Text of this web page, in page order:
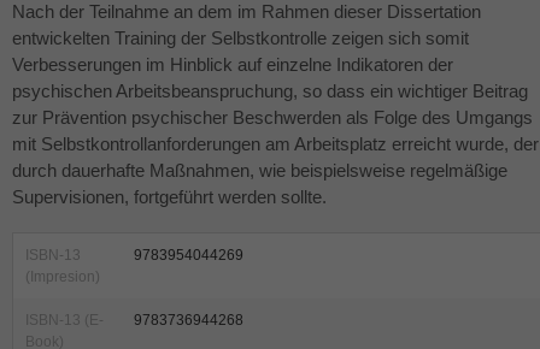
Nach der Teilnahme an dem im Rahmen dieser Dissertation
entwickelten Training der Selbstkontrolle zeigen sich somit
Verbesserungen im Hinblick auf einzelne Indikatoren der
psychischen Arbeitsbeanspruchung, so dass ein wichtiger Beitrag
zur Prävention psychischer Beschwerden als Folge des Umgangs
mit Selbstkontrollanforderungen am Arbeitsplatz erreicht wurde, der
durch dauerhafte Maßnahmen, wie beispielsweise regelmäßige
Supervisionen, fortgeführt werden sollte.
ISBN-13
(Impresion)
9783954044269
ISBN-13 (E-
Book)
9783736944268